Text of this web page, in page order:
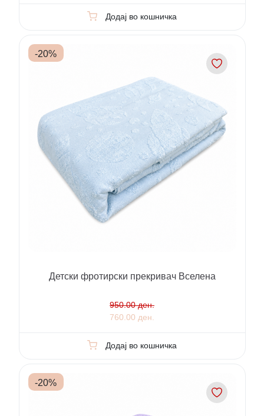
Додај во кошничка
-20%
Детски фротирски прекривач Вселена
950.00 ден.
760.00 ден.
Додај во кошничка
-20%